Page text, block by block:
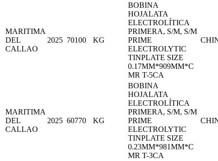
MARITIMA
DEL
CALLAO
2025 70100 KG
BOBINA
HOJALATA
ELECTROLÍTICA
PRIMERA, S/M, S/M
PRIME
ELECTROLYTIC
TINPLATE SIZE
0.17MM*909MM*C
MR T-5CA
MARITIMA
DEL
CALLAO
2025 60770 KG
BOBINA
HOJALATA
ELECTROLÍTICA
PRIMERA, S/M, S/M
PRIME
ELECTROLYTIC
TINPLATE SIZE
0.23MM*981MM*C
MR T-3CA